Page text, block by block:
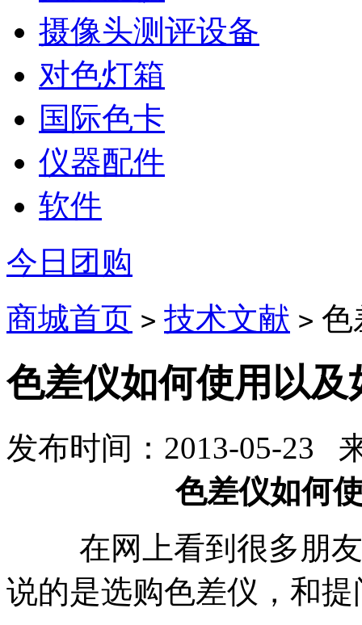
摄像头测评设备
对色灯箱
国际色卡
仪器配件
软件
今日团购
商城首页 > 技术文献 > 色
色差仪如何使用以及
发布时间：2013-05-23
色差仪如何
在网上看到很多朋友
说的是选购色差仪，和